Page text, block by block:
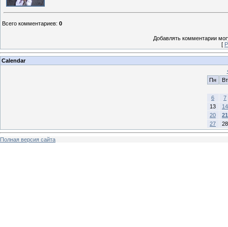
Всего комментариев: 0
Добавлять комментарии
[
Calendar
Пн
Вт
6
7
13
14
20
21
27
28
Полная версия сайта